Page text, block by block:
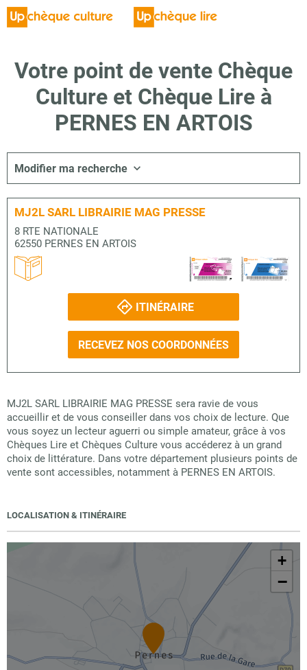
Votre point de vente Chèque
Culture et Chèque Lire à
PERNES EN ARTOIS
Modifier ma recherche
MJ2L SARL LIBRAIRIE MAG PRESSE
8 RTE NATIONALE
62550 PERNES EN ARTOIS
ITINÉRAIRE
RECEVEZ NOS COORDONNÉES
MJ2L SARL LIBRAIRIE MAG PRESSE sera ravie de vous
accueillir et de vous conseiller dans vos choix de lecture. Que
vous soyez un lecteur aguerri ou simple amateur, grâce à vos
Chèques Lire et Chèques Culture vous accéderez à un grand
choix de littérature. Dans votre département plusieurs points de
vente sont accessibles, notamment à PERNES EN ARTOIS.
LOCALISATION & ITINÉRAIRE
+
−